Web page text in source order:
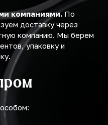
компаниями.По
доставку через
компанию. Мы берем
упаковку и